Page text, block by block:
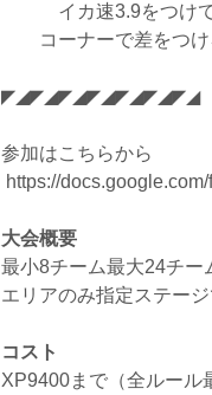
イカ速3.9をつけ
コーナーで差をつけ
◤◢◤◢◤◢◤◢◤◢◤◢◤◢
参加はこちらから
https://
大会概要
最小8チーム最大24チー
エリアのみ指定ステー
コスト
XP9400まで（全ルール